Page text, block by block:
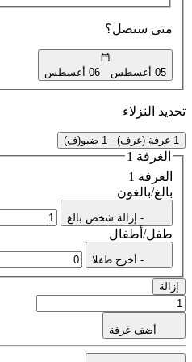
متى ستصل؟
05 أغسطس 06 أغسطس
تحديد النزلاء
1 غرفة (غرف) - 1 ضيو(ف)
الغرفة 1
الغرفة 1
بالغ/بالغون
- إزالة شخص بالغ
طفل/أطفال
- أخرج طفلا
إزالة
أضف غرفة